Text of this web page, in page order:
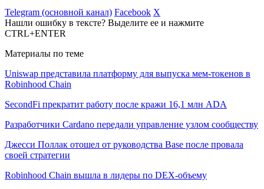
Telegram (основной канал) Facebook X
Нашли ошибку в тексте? Выделите ее и нажмите
CTRL+ENTER
Материалы по теме
Uniswap представила платформу для выпуска мем-токенов в
Robinhood Chain
SecondFi прекратит работу после кражи 16,1 млн ADA
Разработчики Cardano передали управление узлом сообществу
Джесси Поллак отошел от руководства Base после провала
своей стратегии
Robinhood Chain вышла в лидеры по DEX-объему